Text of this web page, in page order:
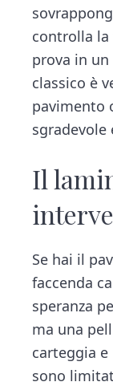
controlla
prova in
classico è
pavimento
sgradevole
Il
Se hai il
faccenda
speranza
ma una
carteggia
sono